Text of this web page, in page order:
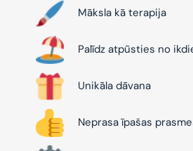
Māksla kā terapija
Palīdz atpūsties no
Unikāla dāvana
Neprasa īpašas